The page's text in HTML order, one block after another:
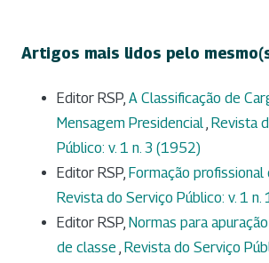
Artigos mais lidos pelo
Editor RSP, A Classificação de
Mensagem Presidencial, Revista
Público: v. 1 n. 3 (1952)
Editor RSP, Formação
Revista do Serviço Público: v. 1
Editor RSP, Normas para
de classe , Revista do Serviço